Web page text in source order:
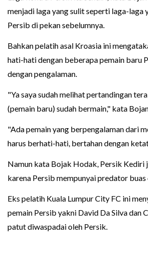
menjadi laga yang sulit seperti laga-laga
Persib di pekan sebelumnya.
Bahkan pelatih asal Kroasia ini
hati-hati dengan beberapa pemain baru
dengan pengalaman.
"Ya saya sudah melihat pertandingan
(pemain baru) sudah bermain," kata
"Ada pemain yang berpengalaman dari
harus berhati-hati, bertahan dengan
Namun kata Bojak Hodak, Persik Kediri
karena Persib mempunyai predator buas
Eks pelatih Kuala Lumpur City FC ini
pemain Persib yakni David Da Silva dan
patut diwaspadai oleh Persik.